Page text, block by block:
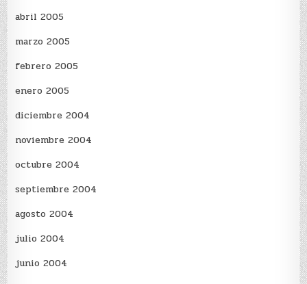
abril 2005
marzo 2005
febrero 2005
enero 2005
diciembre 2004
noviembre 2004
octubre 2004
septiembre 2004
agosto 2004
julio 2004
junio 2004